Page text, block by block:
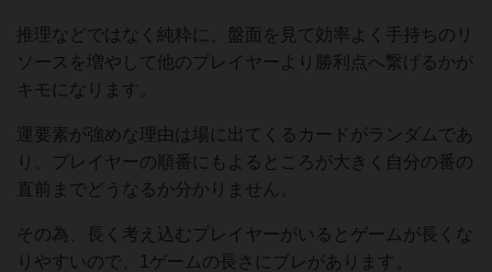
推理などではなく純粋に、盤面を見て効率よく手持ちのリ
ソースを増やして他のプレイヤーより勝利点へ繋げるかが
キモになります。
運要素が強めな理由は場に出てくるカードがランダムであ
り、プレイヤーの順番にもよるところが大きく自分の番の
直前までどうなるか分かりません。
その為、長く考え込むプレイヤーがいるとゲームが長くな
りやすいので、1ゲームの長さにブレがあります。